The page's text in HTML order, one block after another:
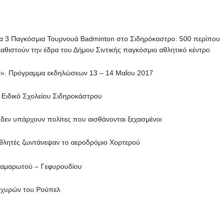
3 Παγκόσμια Τουρνουά Badminton στο Σιδηρόκαστρο. 500 περίπου
την έδρα του Δήμου Σιντικής παγκόσμιο αθλητικό κέντρο
Πρόγραμμα εκδηλώσεων 13 – 14 Μαΐου 2017
Σχολείου Σιδηροκάστρου
υπάρχουν πολίτες που αισθάνονται ξεχασμένοι
ζωντάνεψαν το αεροδρόμιο Χορτερού
– Γεφυρουδίου
του Ρούπελ